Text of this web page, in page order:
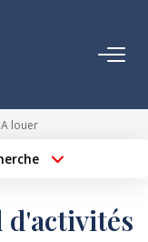
A louer
d'activités